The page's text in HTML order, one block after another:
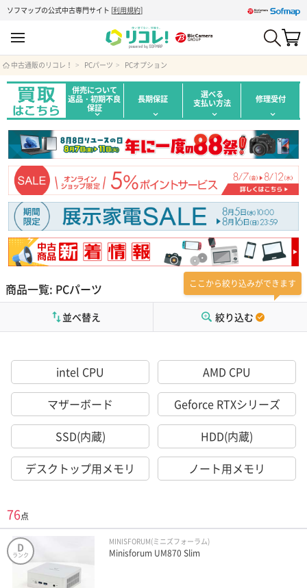
ソフマップの公式中古専門サイト [利用規約]
中古通販のリコレ！ PCパーツ PCオプション
併売について
返品・初期不良
保証
長期保証 選べる
支払い方法 修理受付
商品一覧: PCパーツ ここから絞り込みができます
絞り込む
並べ替え
intel CPU
AMD CPU
マザーボード
Geforce RTXシリーズ
SSD(内蔵)
HDD(内蔵)
デスクトップ用メモリ
ノート用メモリ
76点
D
ランク
MINISFORUM(ミニズフォーラム)
Minisforum UM870 Slim